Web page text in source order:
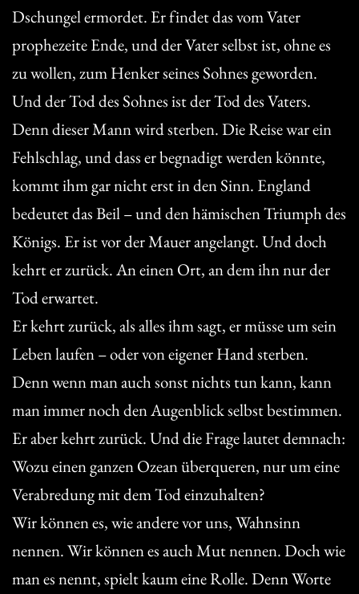
Dschungel ermordet. Er findet das vom Vater
prophezeite Ende, und der Vater selbst ist, ohne es
zu wollen, zum Henker seines Sohnes geworden.
Und der Tod des Sohnes ist der Tod des Vaters.
Denn dieser Mann wird sterben. Die Reise war ein
Fehlschlag, und dass er begnadigt werden könnte,
kommt ihm gar nicht erst in den Sinn. England
bedeutet das Beil – und den hämischen Triumph des
Königs. Er ist vor der Mauer angelangt. Und doch
kehrt er zurück. An einen Ort, an dem ihn nur der
Tod erwartet.
Er kehrt zurück, als alles ihm sagt, er müsse um sein
Leben laufen – oder von eigener Hand sterben.
Denn wenn man auch sonst nichts tun kann, kann
man immer noch den Augenblick selbst bestimmen.
Er aber kehrt zurück. Und die Frage lautet demnach:
Wozu einen ganzen Ozean überqueren, nur um eine
Verabredung mit dem Tod einzuhalten?
Wir können es, wie andere vor uns, Wahnsinn
nennen. Wir können es auch Mut nennen. Doch wie
man es nennt, spielt kaum eine Rolle. Denn Worte